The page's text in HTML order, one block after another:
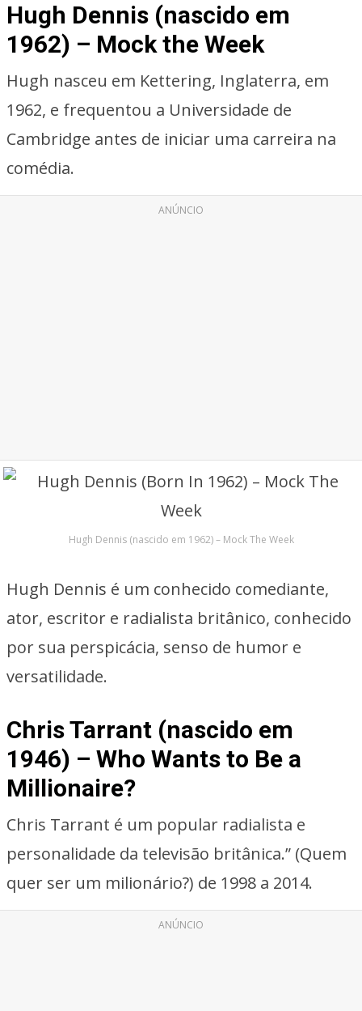
Hugh Dennis (nascido em
1962) – Mock the Week
Hugh nasceu em Kettering, Inglaterra, em
1962, e frequentou a Universidade de
Cambridge antes de iniciar uma carreira na
comédia.
ANÚNCIO
Hugh Dennis (nascido em 1962) – Mock The Week
Hugh Dennis é um conhecido comediante,
ator, escritor e radialista britânico, conhecido
por sua perspicácia, senso de humor e
versatilidade.
Chris Tarrant (nascido em
1946) – Who Wants to Be a
Millionaire?
Chris Tarrant é um popular radialista e
personalidade da televisão britânica.” (Quem
quer ser um milionário?) de 1998 a 2014.
ANÚNCIO